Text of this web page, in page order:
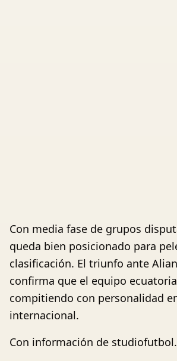
Con media fase de grupos
queda bien posicionado para
clasificación. El triunfo ante
confirma que el equipo
compitiendo con personalidad
internacional.
Con información de